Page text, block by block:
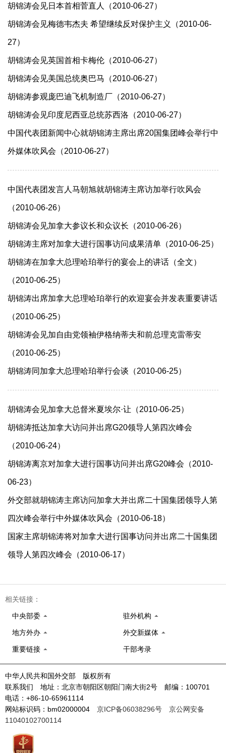
胡锦涛会见日本首相菅直人（2010-06-27）
胡锦涛会见梅德韦杰夫 希望继续反对保护主义（2010-06-
27）
胡锦涛会见英国首相卡梅伦（2010-06-27）
胡锦涛会见美国总统奥巴马（2010-06-27）
胡锦涛参观庞巴迪飞机制造厂（2010-06-27）
胡锦涛会见印度尼西亚总统苏西洛（2010-06-27）
中国代表团新闻中心就胡锦涛主席出席20国集团峰会举行中
外媒体吹风会（2010-06-27）
中国代表团发言人马朝旭就胡锦涛主席访加举行吹风会
（2010-06-26）
胡锦涛会见加拿大参议长和众议长（2010-06-26）
胡锦涛主席对加拿大进行国事访问成果清单（2010-06-25）
胡锦涛在加拿大总理哈珀举行的宴会上的讲话（全文）
（2010-06-25）
胡锦涛出席加拿大总理哈珀举行的欢迎宴会并发表重要讲话
（2010-06-25）
胡锦涛会见加自由党领袖伊格纳蒂夫和前总理克雷蒂安
（2010-06-25）
胡锦涛同加拿大总理哈珀举行会谈（2010-06-25）
胡锦涛会见加拿大总督米夏埃尔·让（2010-06-25）
胡锦涛抵达加拿大访问并出席G20领导人第四次峰会
（2010-06-24）
胡锦涛离京对加拿大进行国事访问并出席G20峰会（2010-
06-23）
外交部就胡锦涛主席访问加拿大并出席二十国集团领导人第
四次峰会举行中外媒体吹风会（2010-06-18）
国家主席胡锦涛将对加拿大进行国事访问并出席二十国集团
领导人第四次峰会（2010-06-17）
相关链接：
中央部委 驻外机构
地方外办 外交新媒体
重要链接 干部考录
中华人民共和国外交部 版权所有
联系我们 地址：北京市朝阳区朝阳门南大街2号 邮编：100701
电话：+86-10-65961114
网站标识码：bm02000004 京ICP备06038296号
京公网安备
11040102700114